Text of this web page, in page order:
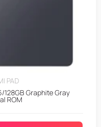
PAD
128GB Graphite Gray
ROM